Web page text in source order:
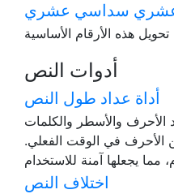
عشري سداسي عشري
تحويل هذه الأرقام الأساسية
أدوات النص
أداة عداد طول النص
الأحرف والأسطر والكلمات
الأحرف في الوقت الفعلي.
اختلاف النص